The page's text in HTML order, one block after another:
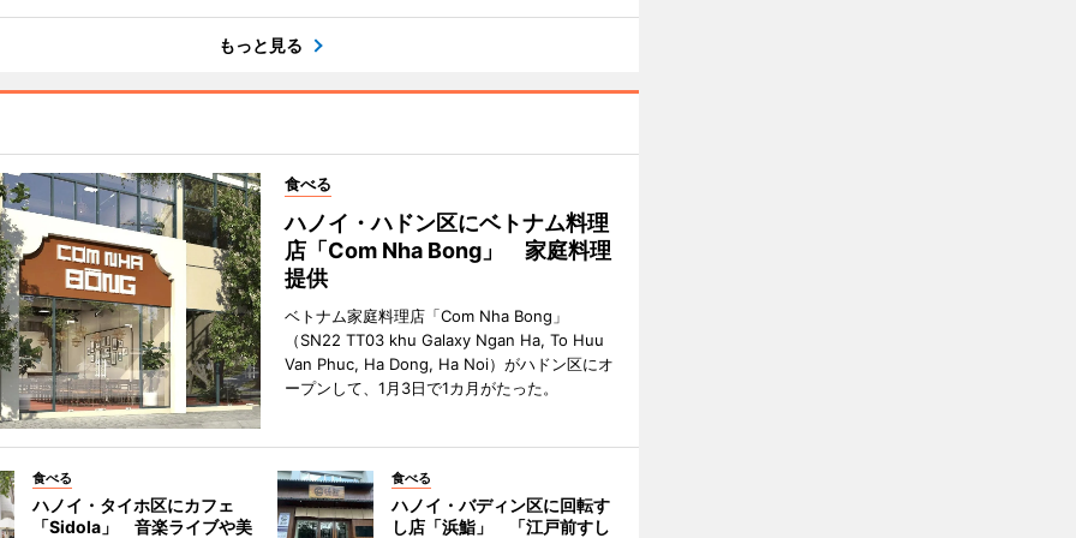
もっと見る
食べる
ハノイ・ハドン区にベトナム料理
店「Com Nha Bong」 家庭料理
提供
ベトナム家庭料理店「Com Nha Bong」
（SN22 TT03 khu Galaxy Ngan Ha, To Huu
Van Phuc, Ha Dong, Ha Noi）がハドン区にオ
ープンして、1月3日で1カ月がたった。
食べる
ハノイ・タイホ区にカフェ
「Sidola」 音楽ライブや美
食べる
ハノイ・バディン区に回転す
し店「浜鮨」 「江戸前すし